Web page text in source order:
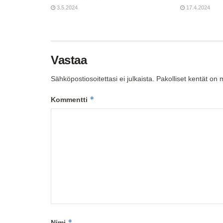
3.5.2024 17.4.2024
Vastaa
Sähköpostiosoitettasi ei julkaista. Pakolliset kentät on
Kommentti *